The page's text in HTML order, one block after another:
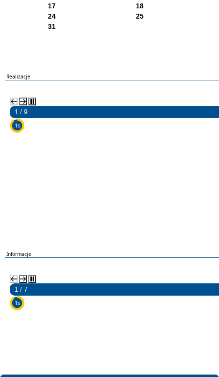
17
18
24
25
31
Realizacje
2 / 9
5s
Informacje
2 / 7
5s